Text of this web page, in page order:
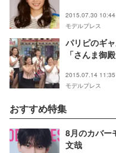
2015.07.30 10:44
モデルプレス
パリピのギ
「さんま御
2015.07.14 11:35
モデルプレス
おすすめ特集
8月のカバー
文哉